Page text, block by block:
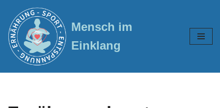
Zum
Inhalt
springen
Mensch im
Einklang